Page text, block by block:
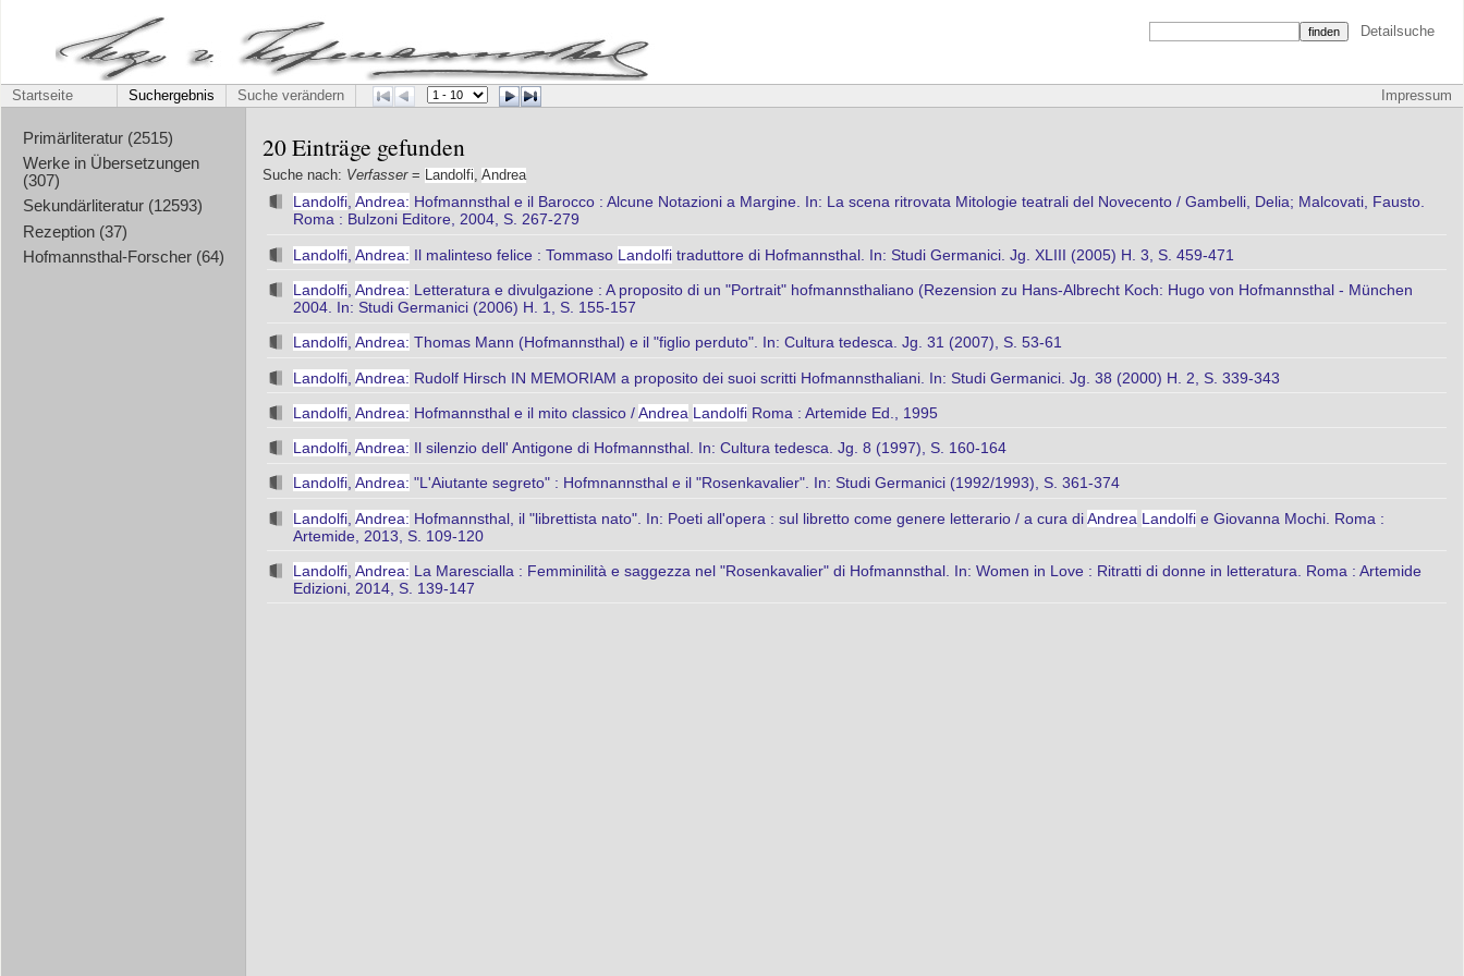
Detailsuche
Impressum
Startseite Suchergebnis Suche verändern
Primärliteratur (2515)
Werke in Übersetzungen
(307)
Sekundärliteratur (12593)
Rezeption (37)
Hofmannsthal-Forscher (64)
20 Einträge gefunden
Suche nach: Verfasser= Landolfi Andrea
Landolfi, Andrea: Hofmannsthal e il Barocco : Alcune Notazioni a Margine. In: La scena ritrovata Mitologie teatrali del Novecento / Gambelli, Delia; Malcovati, Fausto.
Roma : Bulzoni Editore, 2004, S. 267-279
Landolfi Andrea: Il malinteso felice : Tommaso Landolfi traduttore di Hofmannsthal. In: Studi Germanici. Jg. XLIII (2005) H. 3, S. 459-471
Landolfi Andrea: Letteratura e divulgazione : A proposito di un "Portrait" hofmannsthaliano (Rezension zu Hans-Albrecht Koch: Hugo von Hofmannsthal - München
2004. In: Studi Germanici (2006) H. 1, S. 155-157
Landolfi, Andrea: Thomas Mann (Hofmannsthal) e il "figlio perduto". In: Cultura tedesca. Jg. 31 (2007), S. 53-61
Landolfi Andrea: Rudolf Hirsch IN MEMORIAM a proposito dei suoi scritti Hofmannsthaliani. In: Studi Germanici. Jg. 38 (2000) H. 2, S. 339-343
Landolfi Andrea: Hofmannsthal e il mito classico /Andrea Landolfi Roma : Artemide Ed., 1995
Landolfi Andrea: Il silenzio dell' Antigone di Hofmannsthal. In: Cultura tedesca. Jg. 8 (1997), S. 160-164
Landolfi, Andrea: "L'Aiutante segreto" : Hofmnannsthal e il "Rosenkavalier". In: Studi Germanici (1992/1993), S. 361-374
Landolfi Andrea: Hofmannsthal, il "librettista nato". In: Poeti all'opera : sul libretto come genere letterario / a cura diAndrea Landolfi e Giovanna Mochi. Roma :
Artemide, 2013, S. 109-120
Landolfi Andrea: La Marescialla : Femminilità e saggezza nel "Rosenkavalier" di Hofmannsthal. In: Women in Love : Ritratti di donne in letteratura. Roma : Artemide
Edizioni, 2014, S. 139-147